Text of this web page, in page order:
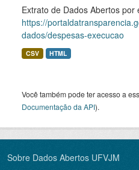
Extrato de Dados Abertos
https://
dados/despesas-execucao
CSV HTML
Você também pode ter acesso a
Documentação da API).
Sobre Dados Abertos UFVJM